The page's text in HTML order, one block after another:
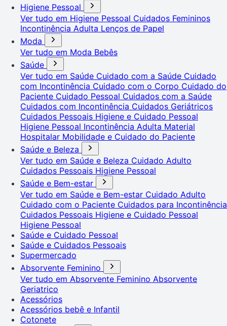
Higiene Pessoal
Ver tudo em Higiene Pessoal Cuidados Femininos
Incontinência Adulta Lenços de Papel
Moda
Ver tudo em Moda Bebês
Saúde
Ver tudo em Saúde Cuidado com a Saúde Cuidado
com Incontinência Cuidado com o Corpo Cuidado do
Paciente Cuidado Pessoal Cuidados com a Saúde
Cuidados com Incontinência Cuidados Geriátricos
Cuidados Pessoais Higiene e Cuidado Pessoal
Higiene Pessoal Incontinência Adulta Material
Hospitalar Mobilidade e Cuidado do Paciente
Saúde e Beleza
Ver tudo em Saúde e Beleza Cuidado Adulto
Cuidados Pessoais Higiene Pessoal
Saúde e Bem-estar
Ver tudo em Saúde e Bem-estar Cuidado Adulto
Cuidado com o Paciente Cuidados para Incontinência
Cuidados Pessoais Higiene e Cuidado Pessoal
Higiene Pessoal
Saúde e Cuidado Pessoal
Saúde e Cuidados Pessoais
Supermercado
Absorvente Feminino
Ver tudo em Absorvente Feminino Absorvente
Geriatrico
Acessórios
Acessórios bebê e Infantil
Cotonete